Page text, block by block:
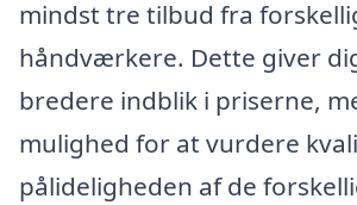
mindst tre tilbud fra
håndværkere. Dette giver
bredere indblik i priserne,
mulighed for at vurdere
pålideligheden af de